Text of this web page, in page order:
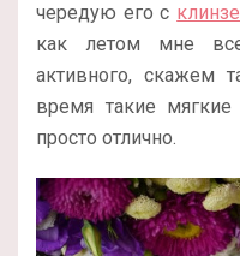
чередую его с
как летом мне
активного, скажем
время такие
просто отлично.